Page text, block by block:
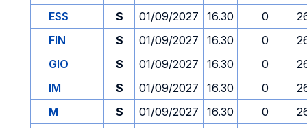
ESS
S 01/09/2027 16.30 0
FIN
S 01/09/2027 16.30 0
GIO
S 01/09/2027 16.30 0
IM
S 01/09/2027 16.30 0
M
S 01/09/2027 16.30 0